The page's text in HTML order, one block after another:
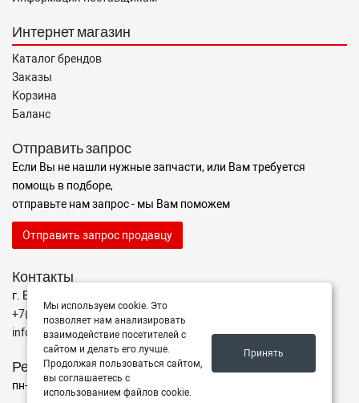
Интернет магазин
Каталог брендов
Заказы
Корзина
Баланс
Отправить запрос
Если Вы не нашли нужные запчасти, или Вам требуется
помощь в подборе,
отправьте нам запрос - мы Вам поможем
Отправить запрос продавцу
Контакты
г. Волгоград ул. ул. маршала Еременко 98
+7(962)760-02-00
info@avtomarket34.ru
Режим работы
пн-пт с 10:00 до 15:00, Сб-Вс выходной
Мы используем cookie. Это
позволяет нам анализировать
взаимодействие посетителей с
сайтом и делать его лучше.
Продолжая пользоваться сайтом,
вы соглашаетесь с
использованием файлов cookie.
Принять